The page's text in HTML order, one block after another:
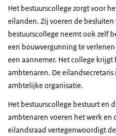
Het bestuurscollege zorgt voor
eilanden. Zij voeren de
bestuurscollege neemt ook zelf
een bouwvergunning te
een aannemer. Het college
ambtenaren. De eilandsecretaris
ambtelijke organisatie.
Het bestuurscollege bestuurt en
ambtenaren voeren het werk en
eilandsraad vertegenwoordigt